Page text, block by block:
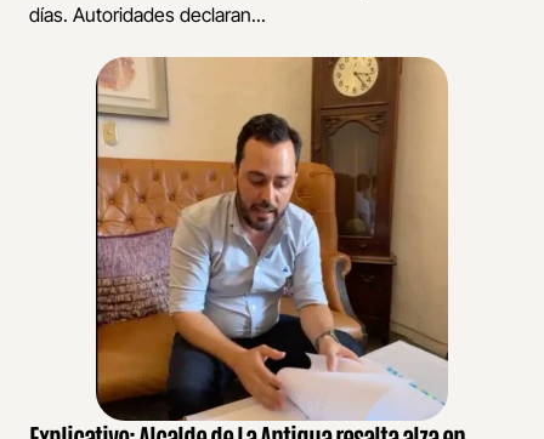
días. Autoridades declaran...